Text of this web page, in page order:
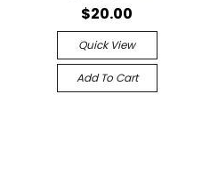
$20.00
Quick View
Add To Cart